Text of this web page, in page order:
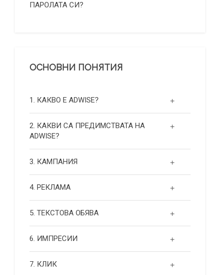
ПАРОЛАТА СИ?
ОСНОВНИ ПОНЯТИЯ
1. КАКВО Е ADWISE?
2. КАКВИ СА ПРЕДИМСТВАТА НА
ADWISE?
3. КАМПАНИЯ
4. РЕКЛАМА
5. ТЕКСТОВА ОБЯВА
6. ИМПРЕСИИ
7. КЛИК